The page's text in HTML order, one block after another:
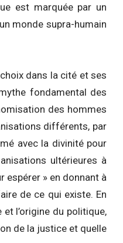
est marquée par un
monde supra-humain
dans la cité et ses
fondamental des
des hommes
différents, par
avec la divinité pour
ultérieures à
espérer » en donnant à
de ce qui existe. En
l’origine du politique,
de la justice et quelle